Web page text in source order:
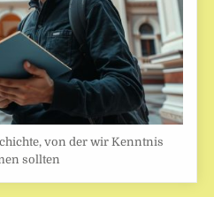
von der wir Kenntnis
sollten